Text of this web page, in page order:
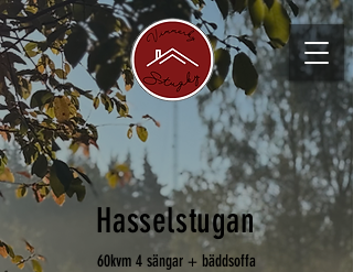
Hasselstugan
60kvm 4 sängar + bäddsoffa